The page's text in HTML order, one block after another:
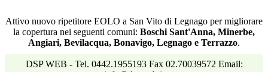
Attivo nuovo ripetitore EOLO a San Vito di Legnago per migliorare
la copertura nei seguenti comuni: Boschi Sant'Anna, Minerbe,
Angiari, Bevilacqua, Bonavigo, Legnago e Terrazzo.
DSP WEB - Tel. 0442.1955193 Fax 02.70039572 Email: